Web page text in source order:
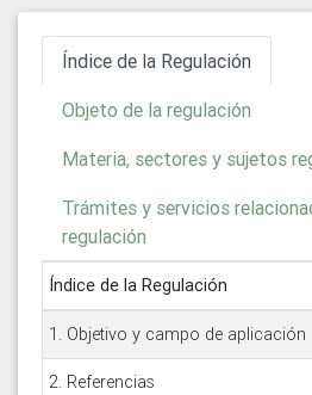
Índice de la Regulación
Objeto de la regulación
Materia, sectores y sujetos
Trámites y servicios
regulación
Índice de la Regulación
1. Objetivo y campo de aplicación
2. Referencias